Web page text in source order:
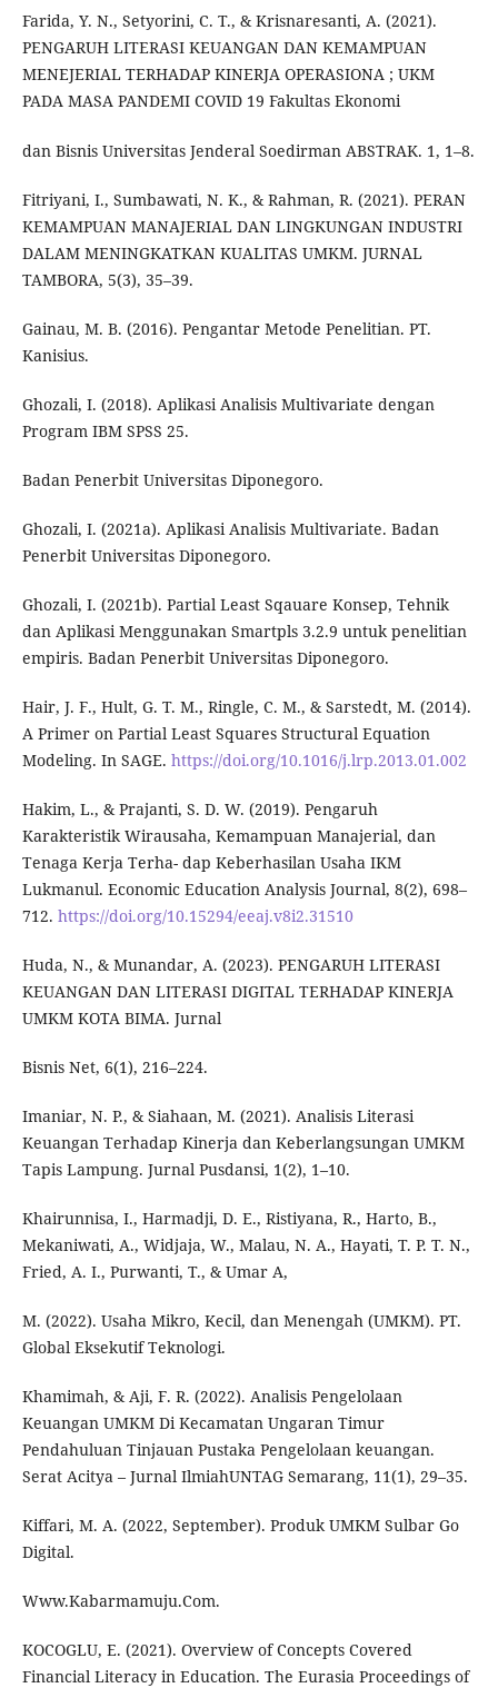
Farida, Y. N., Setyorini, C. T., & Krisnaresanti, A. (2021).
PENGARUH LITERASI KEUANGAN DAN KEMAMPUAN
MENEJERIAL TERHADAP KINERJA OPERASIONA ; UKM
PADA MASA PANDEMI COVID 19 Fakultas Ekonomi
dan Bisnis Universitas Jenderal Soedirman ABSTRAK. 1, 1–8.
Fitriyani, I., Sumbawati, N. K., & Rahman, R. (2021). PERAN
KEMAMPUAN MANAJERIAL DAN LINGKUNGAN INDUSTRI
DALAM MENINGKATKAN KUALITAS UMKM. JURNAL
TAMBORA, 5(3), 35–39.
Gainau, M. B. (2016). Pengantar Metode Penelitian. PT.
Kanisius.
Ghozali, I. (2018). Aplikasi Analisis Multivariate dengan
Program IBM SPSS 25.
Badan Penerbit Universitas Diponegoro.
Ghozali, I. (2021a). Aplikasi Analisis Multivariate. Badan
Penerbit Universitas Diponegoro.
Ghozali, I. (2021b). Partial Least Sqauare Konsep, Tehnik
dan Aplikasi Menggunakan Smartpls 3.2.9 untuk penelitian
empiris. Badan Penerbit Universitas Diponegoro.
Hair, J. F., Hult, G. T. M., Ringle, C. M., & Sarstedt, M. (2014).
A Primer on Partial Least Squares Structural Equation
Modeling. In SAGE. https://doi.org/10.1016/j.lrp.2013.01.002
Hakim, L., & Prajanti, S. D. W. (2019). Pengaruh
Karakteristik Wirausaha, Kemampuan Manajerial, dan
Tenaga Kerja Terha- dap Keberhasilan Usaha IKM
Lukmanul. Economic Education Analysis Journal, 8(2), 698–
712. https://doi.org/10.15294/eeaj.v8i2.31510
Huda, N., & Munandar, A. (2023). PENGARUH LITERASI
KEUANGAN DAN LITERASI DIGITAL TERHADAP KINERJA
UMKM KOTA BIMA. Jurnal
Bisnis Net, 6(1), 216–224.
Imaniar, N. P., & Siahaan, M. (2021). Analisis Literasi
Keuangan Terhadap Kinerja dan Keberlangsungan UMKM
Tapis Lampung. Jurnal Pusdansi, 1(2), 1–10.
Khairunnisa, I., Harmadji, D. E., Ristiyana, R., Harto, B.,
Mekaniwati, A., Widjaja, W., Malau, N. A., Hayati, T. P. T. N.,
Fried, A. I., Purwanti, T., & Umar A,
M. (2022). Usaha Mikro, Kecil, dan Menengah (UMKM). PT.
Global Eksekutif Teknologi.
Khamimah, & Aji, F. R. (2022). Analisis Pengelolaan
Keuangan UMKM Di Kecamatan Ungaran Timur
Pendahuluan Tinjauan Pustaka Pengelolaan keuangan.
Serat Acitya – Jurnal IlmiahUNTAG Semarang, 11(1), 29–35.
Kiffari, M. A. (2022, September). Produk UMKM Sulbar Go
Digital.
Www.Kabarmamuju.Com.
KOCOGLU, E. (2021). Overview of Concepts Covered
Financial Literacy in Education. The Eurasia Proceedings of